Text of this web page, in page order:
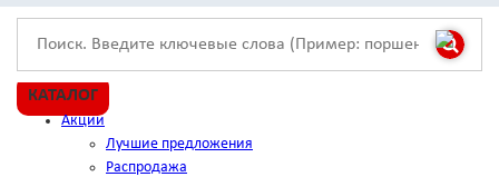
КАТАЛОГ
Акции
Лучшие предложения
Распродажа